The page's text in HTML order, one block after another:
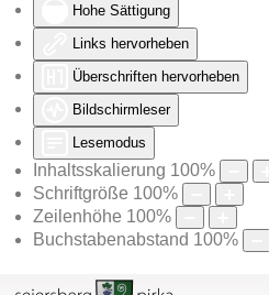
Hohe Sättigung
Links hervorheben
Überschriften hervorheben
Bildschirmleser
Lesemodus
Inhaltsskalierung 100%
Schriftgröße 100%
Zeilenhöhe 100%
Buchstabenabstand 100%